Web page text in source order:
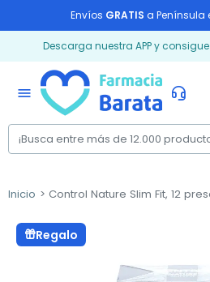
Envíos GRATIS a Península
Descarga nuestra APP y consigue
menu
Inicio Control Nature Slim Fit, 12
Regalo